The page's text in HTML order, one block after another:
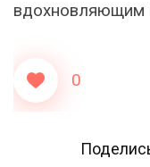
вдохновляющим
0